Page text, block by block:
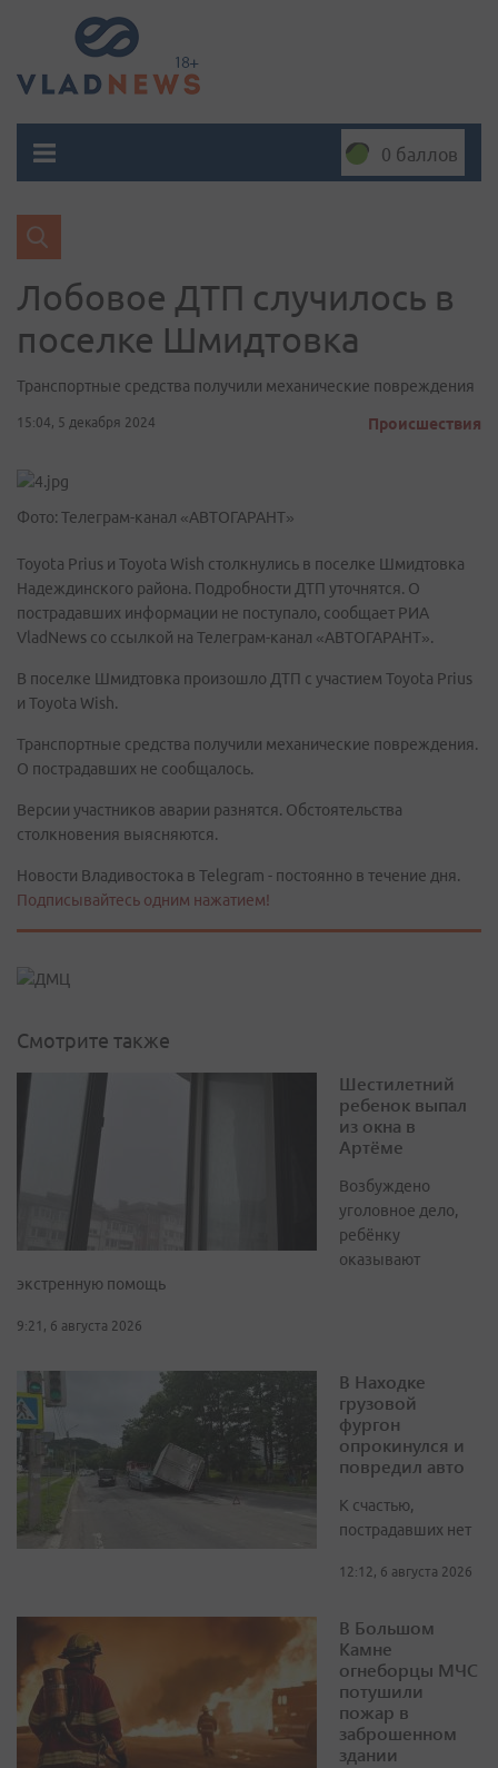
0 баллов
Лобовое ДТП случилось в
поселке Шмидтовка
Транспортные средства получили механические повреждения
15:04, 5 декабря 2024 Происшествия
Фото: Телеграм-канал «АВТОГАРАНТ»
Toyota Prius и Toyota Wish столкнулись в поселке Шмидтовка
Надеждинского района. Подробности ДТП уточнятся. О
пострадавших информации не поступало, сообщает РИА
VladNews со ссылкой на Телеграм-канал «АВТОГАРАНТ».
В поселке Шмидтовка произошло ДТП с участием Toyota Prius
и Toyota Wish.
Транспортные средства получили механические повреждения.
О пострадавших не сообщалось.
Версии участников аварии разнятся. Обстоятельства
столкновения выясняются.
Новости Владивостока в Telegram - постоянно в течение дня.
Подписывайтесь одним нажатием!
Смотрите также
Шестилетний
ребенок выпал
из окна в
Артёме
Возбуждено
уголовное дело,
ребёнку
оказывают
экстренную помощь
9:21, 6 августа 2026
В Находке
грузовой
фургон
опрокинулся и
повредил авто
К счастью,
пострадавших нет
12:12, 6 августа 2026
В Большом
Камне
огнеборцы МЧС
потушили
пожар в
заброшенном
здании